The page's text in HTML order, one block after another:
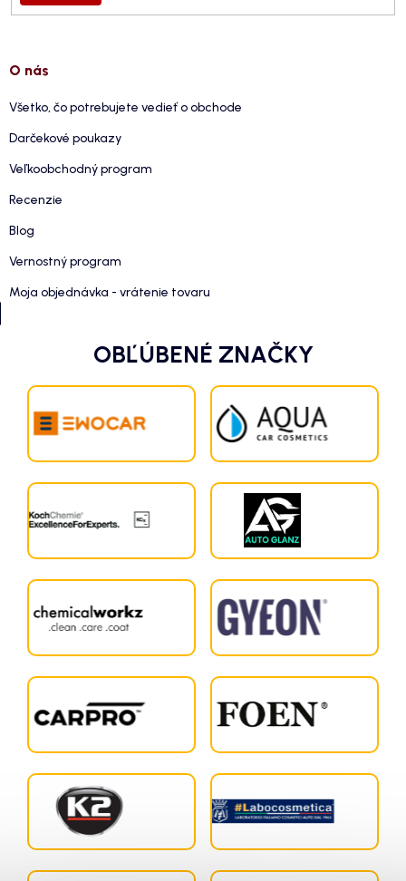
O nás
Všetko, čo potrebujete vedieť o obchode
Darčekové poukazy
Veľkoobchodný program
Recenzie
Blog
Vernostný program
Moja objednávka - vrátenie tovaru
OBĽÚBENÉ ZNAČKY